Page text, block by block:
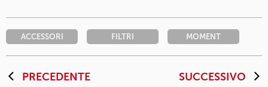
ACCESSORI FILTRI MOMENT
PRECEDENTE SUCCESSIVO